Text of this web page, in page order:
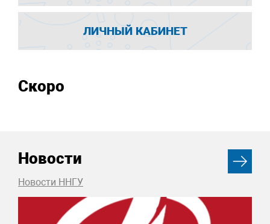
ЛИЧНЫЙ КАБИНЕТ
Скоро
Новости
Новости ННГУ